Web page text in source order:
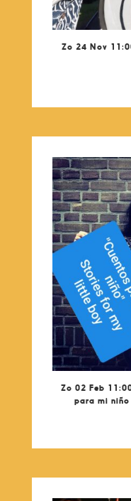
Zo 24 Nov
Zo 02 Feb
para mi